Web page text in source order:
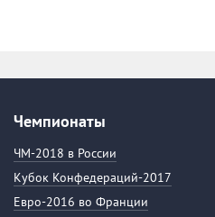
Чемпионаты
ЧМ-2018 в России
Кубок Конфедераций-2017
Евро-2016 во Франции